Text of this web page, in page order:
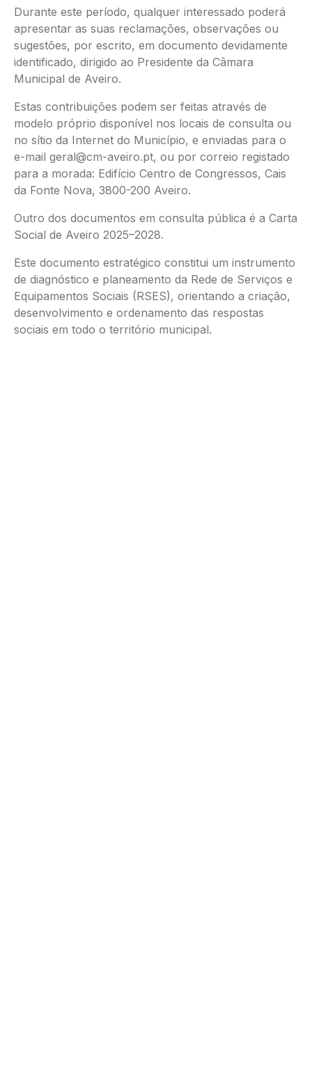
Durante este período, qualquer interessado poderá
apresentar as suas reclamações, observações ou
sugestões, por escrito, em documento devidamente
identificado, dirigido ao Presidente da Câmara
Municipal de Aveiro.
Estas contribuições podem ser feitas através de
modelo próprio disponível nos locais de consulta ou
no sítio da Internet do Município, e enviadas para o
e-mail geral@cm-aveiro.pt, ou por correio registado
para a morada: Edifício Centro de Congressos, Cais
da Fonte Nova, 3800-200 Aveiro.
Outro dos documentos em consulta pública é a Carta
Social de Aveiro 2025–2028.
Este documento estratégico constitui um instrumento
de diagnóstico e planeamento da Rede de Serviços e
Equipamentos Sociais (RSES), orientando a criação,
desenvolvimento e ordenamento das respostas
sociais em todo o território municipal.